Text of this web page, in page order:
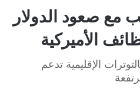
مع صعود الدولار
الأميركية
الإقليمية تدعم